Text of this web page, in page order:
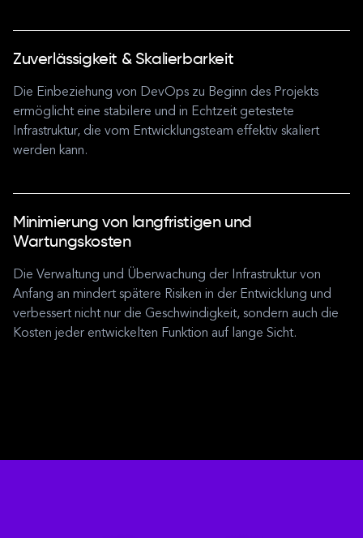
Zuverlässigkeit & Skalierbarkeit
Die Einbeziehung von DevOps zu Beginn des Projekts
ermöglicht eine stabilere und in Echtzeit getestete
Infrastruktur, die vom Entwicklungsteam effektiv skaliert
werden kann.
Minimierung von langfristigen und
Wartungskosten
Die Verwaltung und Überwachung der Infrastruktur von
Anfang an mindert spätere Risiken in der Entwicklung und
verbessert nicht nur die Geschwindigkeit, sondern auch die
Kosten jeder entwickelten Funktion auf lange Sicht.